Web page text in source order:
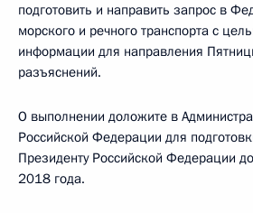
подготовить и направить запрос в
морского и речного транспорта с
информации для направления
разъяснений.
О выполнении доложите в
Российской Федерации для
Президенту Российской Федерации
2018 года.